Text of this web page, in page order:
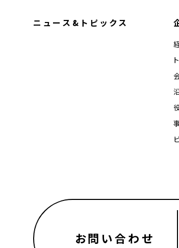
ニュース&トピックス
お問い合わせ